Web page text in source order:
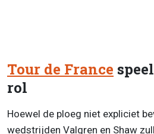
Tour de France
rol
Hoewel de ploeg niet expliciet
wedstrijden Valgren en Shaw